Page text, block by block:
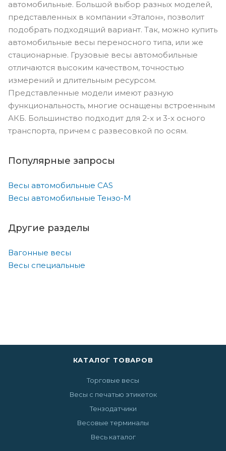
автомобильные. Большой выбор разных моделей,
представленных в компании «Эталон», позволит
подобрать подходящий вариант. Так, можно купить
автомобильные весы переносного типа, или же
стационарные. Грузовые весы автомобильные
отличаются высоким качеством, точностью
измерений и длительным ресурсом.
Представленные модели имеют разную
функциональность, многие оснащены встроенным
АКБ. Большинство подходит для 2-х и 3-х осного
транспорта, причем с развесовкой по осям.
Популярные запросы
Весы автомобильные CAS
Весы автомобильные Тензо-М
Другие разделы
Вагонные весы
Весы специальные
КАТАЛОГ ТОВАРОВ
Торговые весы
Весы с печатью этикеток
Тензодатчики
Весовые терминалы
Весь каталог